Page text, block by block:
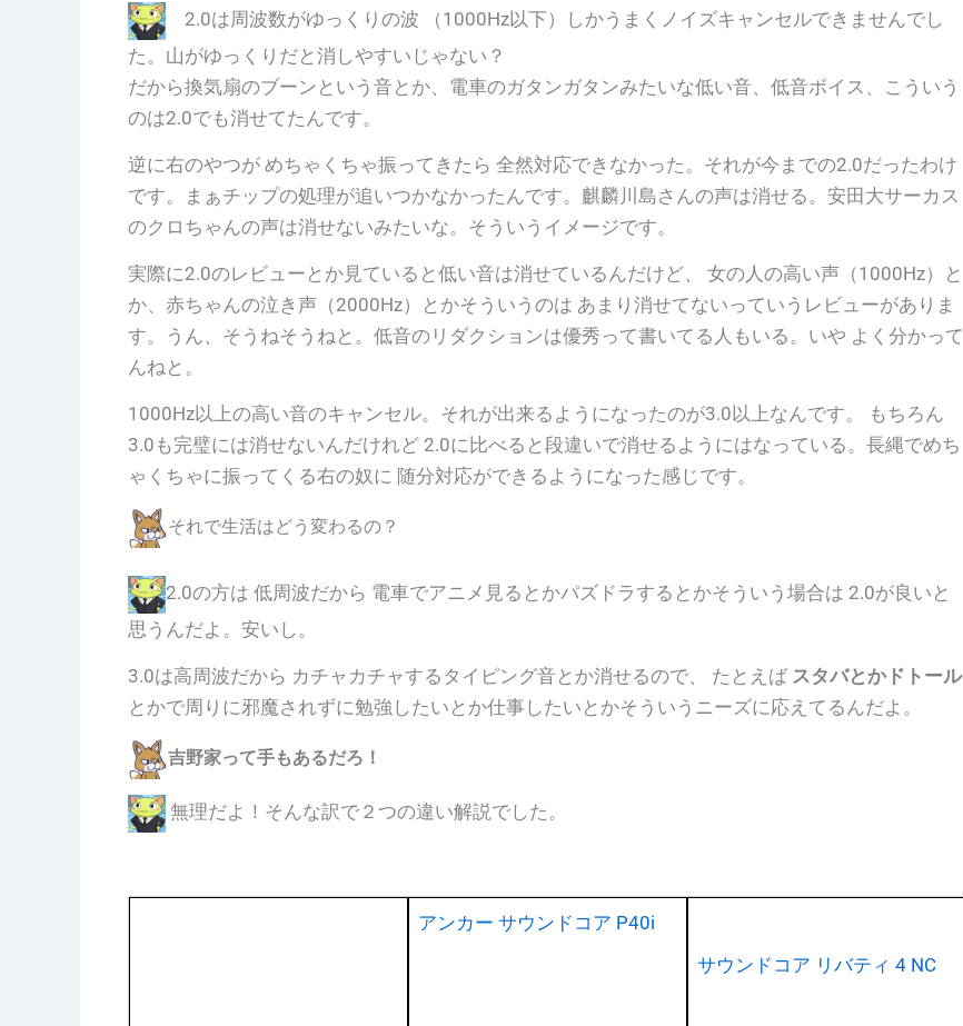
2.0は周波数がゆっくりの波 （1000Hz以下）しかうまくノイズキャンセルできませんでし
た。山がゆっくりだと消しやすいじゃない？
だから換気扇のブーンという音とか、電車のガタンガタンみたいな低い音、低音ボイス、こういう
のは2.0でも消せてたんです。
逆に右のやつが めちゃくちゃ振ってきたら 全然対応できなかった。それが今までの2.0だったわけ
です。まぁチップの処理が追いつかなかったんです。麒麟川島さんの声は消せる。安田大サーカス
のクロちゃんの声は消せないみたいな。そういうイメージです。
実際に2.0のレビューとか見ていると低い音は消せているんだけど、 女の人の高い声（1000Hz）と
か、赤ちゃんの泣き声（2000Hz）とかそういうのは あまり消せてないっていうレビューがありま
す。うん、そうねそうねと。低音のリダクションは優秀って書いてる人もいる。いや よく分かって
んねと。
1000Hz以上の高い音のキャンセル。それが出来るようになったのが3.0以上なんです。 もちろん
3.0も完璧には消せないんだけれど 2.0に比べると段違いで消せるようにはなっている。長縄でめち
ゃくちゃに振ってくる右の奴に 随分対応ができるようになった感じです。
それで生活はどう変わるの？
2.0の方は 低周波だから 電車でアニメ見るとかパズドラするとかそういう場合は 2.0が良いと
思うんだよ。安いし。
3.0は高周波だから カチャカチャするタイピング音とか消せるので、 たとえば スタバとかドトール
とかで周りに邪魔されずに勉強したいとか仕事したいとかそういうニーズに応えてるんだよ。
吉野家って手もあるだろ！
無理だよ！そんな訳で２つの違い解説でした。
アンカー サウンドコア P40i
サウンドコア リバティ 4 NC